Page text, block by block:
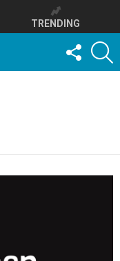
TRENDING
FOLLOW
US